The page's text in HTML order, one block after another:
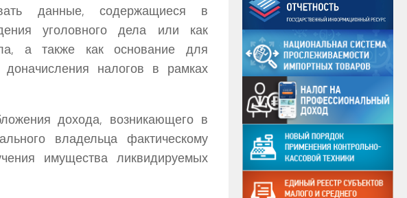
данные, содержащиеся в
уголовного дела или как
а также как основание для
налогов в рамках
дохода, возникающего в
владельца фактическому
имущества ликвидируемых